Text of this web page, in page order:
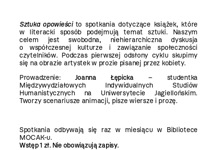
Sztuka opowieści to spotkania dotyczące książek, które
w literacki sposób podejmują temat sztuki. Naszym
celem jest swobodna, niehierarchiczna dyskusja
o współczesnej kulturze i zawiązanie społeczności
czytelników. Podczas pierwszej odsłony cyklu skupimy
się na obrazie artystek w prozie pisanej przez kobiety.
Prowadzenie: Joanna Łępicka– studentka
Międzywydziałowych Indywidualnych Studiów
Humanistycznych na Uniwersytecie Jagiellońskim.
Tworzy scenariusze animacji, pisze wiersze i prozę.
Spotkania odbywają się raz w miesiącu w Bibliotece
MOCAK-u.
Wstęp 1 zł. Nie obowiązują zapisy.